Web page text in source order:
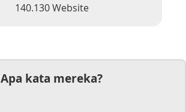
140.130 Website
Apa kata mereka?